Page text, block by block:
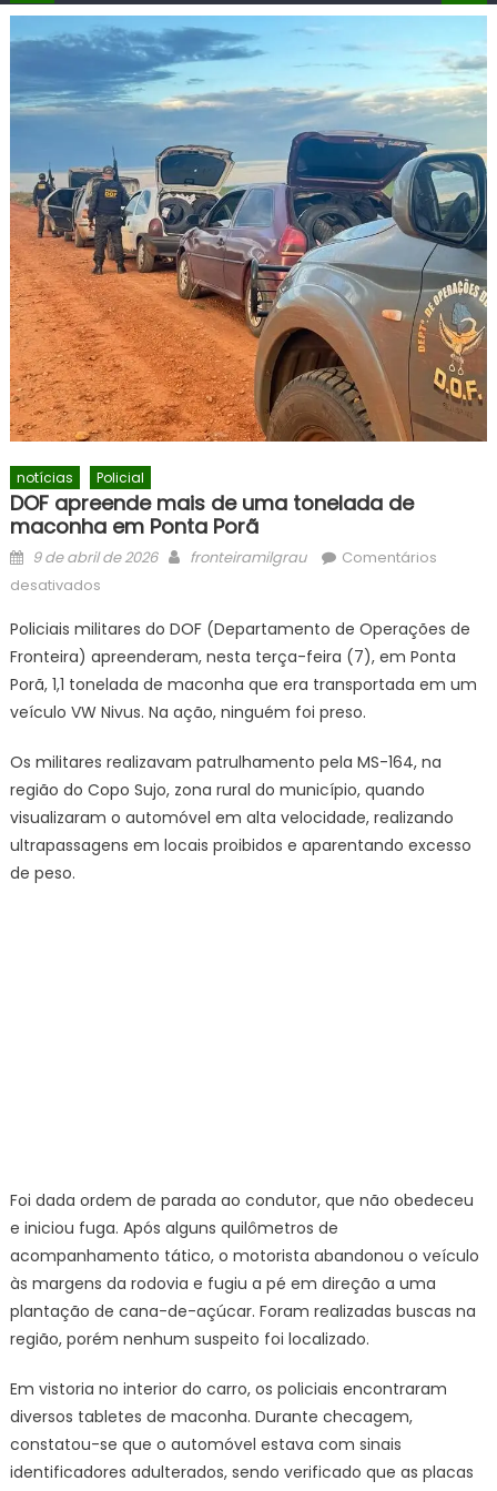
notícias Policial
DOF apreende mais de uma tonelada de
maconha em Ponta Porã
Posted
on
9 de abril de 2026 Author
fronteiramilgrau
Comentários
desativadosem
apreende
mais
de
uma
de
maconha
em
Ponta
Policiais militares do DOF (Departamento de Operações de
Fronteira) apreenderam, nesta terça-feira (7), em Ponta
Porã, 1,1 tonelada de maconha que era transportada em um
veículo VW Nivus. Na ação, ninguém foi preso.
Os militares realizavam patrulhamento pela MS-164, na
região do Copo Sujo, zona rural do município, quando
visualizaram o automóvel em alta velocidade, realizando
ultrapassagens em locais proibidos e aparentando excesso
de peso.
Foi dada ordem de parada ao condutor, que não obedeceu
e iniciou fuga. Após alguns quilômetros de
acompanhamento tático, o motorista abandonou o veículo
às margens da rodovia e fugiu a pé em direção a uma
plantação de cana-de-açúcar. Foram realizadas buscas na
região, porém nenhum suspeito foi localizado.
Em vistoria no interior do carro, os policiais encontraram
diversos tabletes de maconha. Durante checagem,
constatou-se que o automóvel estava com sinais
identificadores adulterados, sendo verificado que as placas